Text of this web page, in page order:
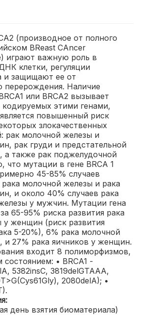
(производное от полного
BReast CAncer
играют важную роль в
клетки, регуляции
и защищают ее от
перерождения. Наличие
или BRCA2 вызывает
этими генами,
повышенный риск
злокачественных
рак молочной железы и
рак груди и предстательной
а также рак поджелудочной
что мутации в гене BRCA 1
45-85% случаев
рака молочной железы и рака
и около 40% случаев рака
у мужчин. Мутации гена
65-95% риска развития рака
у женщин (риск развития
5-20%), 6% рака молочной
и 27% рака яичников у женщин.
входит 8 полиморфизмов,
• BRCA1 -
5382insC, 3819delGTAAA,
2080delA); •
день взятия биоматериала)